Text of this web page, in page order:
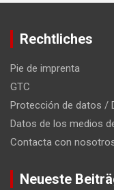
Rechtliches
Pie de imprenta
GTC
Protección de datos /
Datos de los medios
Contacta con
Neueste